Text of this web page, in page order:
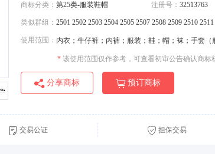
商标分类： 第25类-服装鞋帽 注册号： 32513763
类似群组： 2501 2502 2503 2504 2505 2507 2508 2509 2510
使用范围： 内衣；牛仔裤；内裤；服装；鞋；帽；袜；手套（
* 该使用范围仅作参考，可查看初审公告确认商标
分享商标
预订商标
交易公证 担保交易